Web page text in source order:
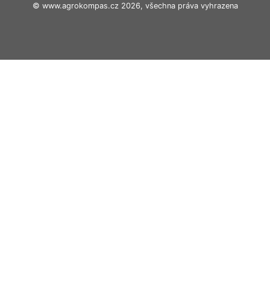
© www.agrokompas.cz 2026, všechna práva vyhrazena